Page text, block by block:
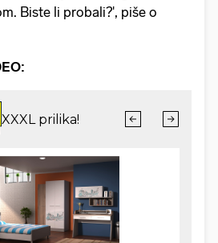
Biste li probali?', piše o